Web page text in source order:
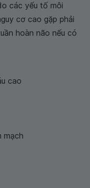
các yếu tố môi
cơ cao gặp phải
hoàn não nếu có
cao
mạch